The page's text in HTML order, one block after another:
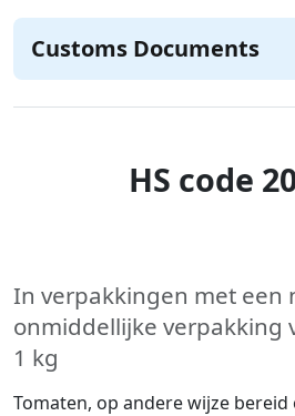
Customs Documents
HS code
In verpakkingen met een
onmiddellijke verpakking
1 kg
Tomaten, op andere wijze